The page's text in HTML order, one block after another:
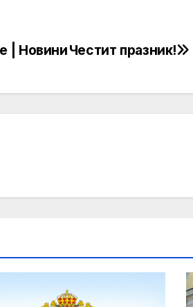
Честит празник!
| Новини